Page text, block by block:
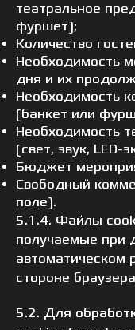
театральное
фуршет);
Количество
Необходимость
дня и их
Необходимость
(банкет или
Необходимость
(свет, звук, LED-
Бюджет
Свободный
поле).
5.1.4. Файлы
получаемые при
автоматическом
стороне
5.2. Для